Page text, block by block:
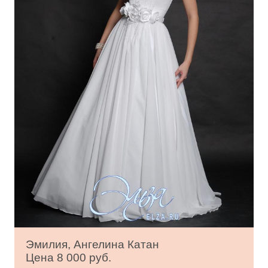
Эмилия, Ангелина Катан
Цена 8 000 руб.